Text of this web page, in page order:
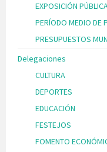
EXPOSICIÓN
PERÍODO MEDIO DE
PRESUPUESTOS
Delegaciones
CULTURA
DEPORTES
EDUCACIÓN
FESTEJOS
FOMENTO